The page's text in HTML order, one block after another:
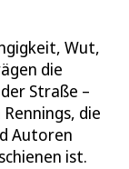
Wut,
die
Straße –
die
Autoren
ist.